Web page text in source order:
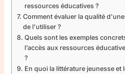
ressources éducatives ?
Comment évaluer la qualité
de l’utiliser ?
Quels sont les exemples
l’accès aux ressources
?
En quoi la littérature jeunesse